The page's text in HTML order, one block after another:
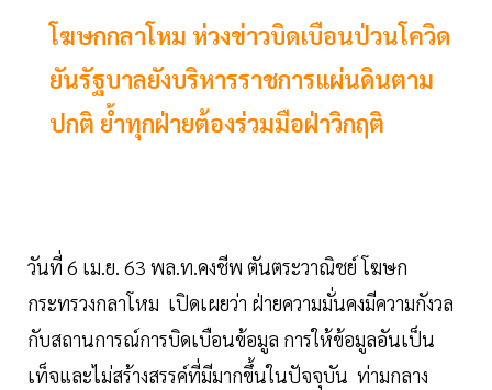
โฆษกกลาโหม ห่วงข่าวบิดเบือนป่วนโควิด
ยันรัฐบาลยังบริหารราชการแผ่นดินตาม
ปกติ ย้ำทุกฝ่ายต้องร่วมมือฝ่าวิกฤติ
วันที่ 6 เม.ย. 63 พล.ท.คงชีพ ตันตระวาณิชย์ โฆษก
กระทรวงกลาโหม เปิดเผยว่า ฝ่ายความมั่นคงมีความกังวล
กับสถานการณ์การบิดเบือนข้อมูล การให้ข้อมูลอันเป็น
เท็จและไม่สร้างสรรค์ที่มีมากขึ้นในปัจจุบัน ท่ามกลาง